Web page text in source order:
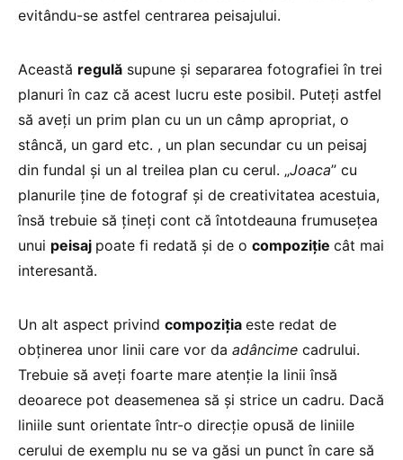
evitându-se astfel centrarea peisajului.
Această regulă supune şi separarea fotografiei în trei
planuri în caz că acest lucru este posibil. Puteţi astfel
să aveţi un prim plan cu un un câmp apropriat, o
stâncă, un gard etc. , un plan secundar cu un peisaj
din fundal şi un al treilea plan cu cerul. „Joaca” cu
planurile ţine de fotograf şi de creativitatea acestuia,
însă trebuie să ţineţi cont că întotdeauna frumuseţea
unui peisaj poate fi redată şi de o compoziţie cât mai
interesantă.
Un alt aspect privind compoziţia este redat de
obţinerea unor linii care vor da adâncime cadrului.
Trebuie să aveţi foarte mare atenţie la linii însă
deoarece pot deasemenea să şi strice un cadru. Dacă
liniile sunt orientate într-o direcţie opusă de liniile
cerului de exemplu nu se va găsi un punct în care să